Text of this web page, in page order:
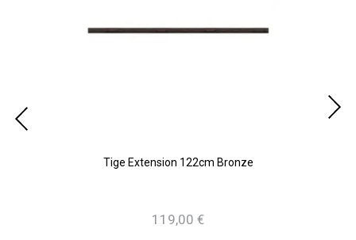
Tige Extension 122cm Bronze
Prix
119,00 €